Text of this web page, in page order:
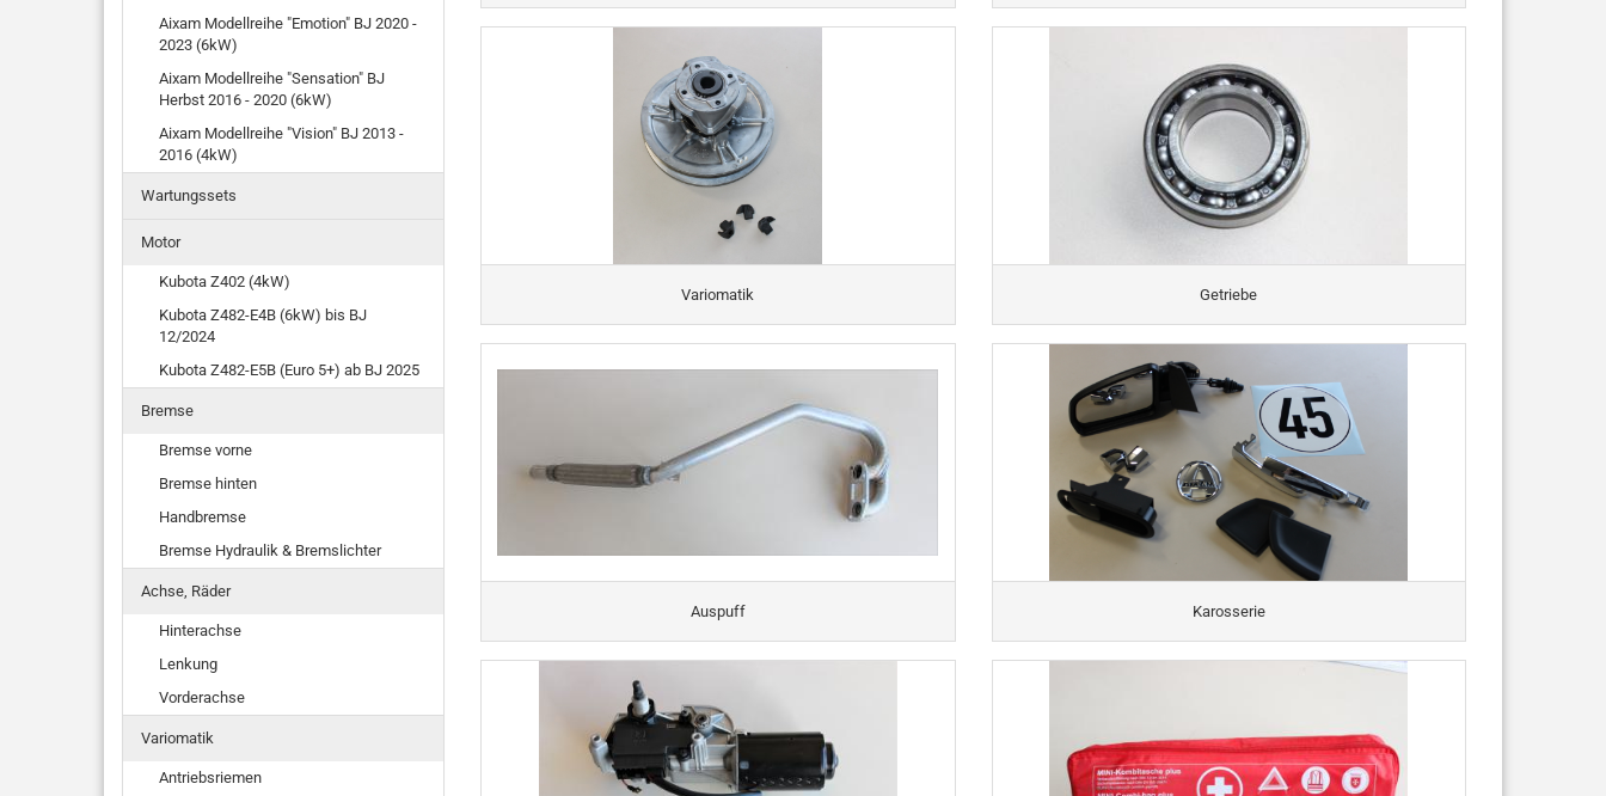
Variomatik Getriebe
Auspuff Karosserie
Aixam Modellreihe "Emotion" BJ 2020 -
2023 (6kW)
Aixam Modellreihe "Sensation" BJ
Herbst 2016 - 2020 (6kW)
Aixam Modellreihe "Vision" BJ 2013 -
2016 (4kW)
Wartungssets
Motor
Kubota Z402 (4kW)
Kubota Z482-E4B (6kW) bis BJ
12/2024
Kubota Z482-E5B (Euro 5+) ab BJ 2025
Bremse
Bremse vorne
Bremse hinten
Handbremse
Bremse Hydraulik & Bremslichter
Achse, Räder
Hinterachse
Lenkung
Vorderachse
Variomatik
Antriebsriemen